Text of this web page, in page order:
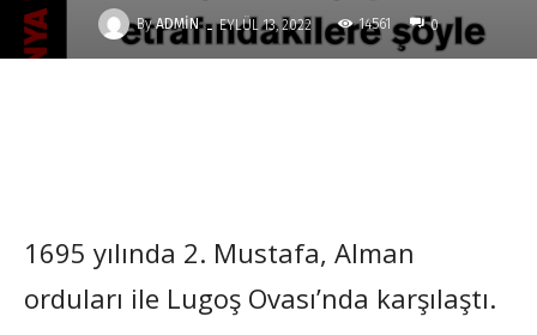
By ADMIN - EYLÜL 13, 2022 14561 0
1695 yılında 2. Mustafa, Alman
orduları ile Lugoş Ovası’nda karşılaştı.